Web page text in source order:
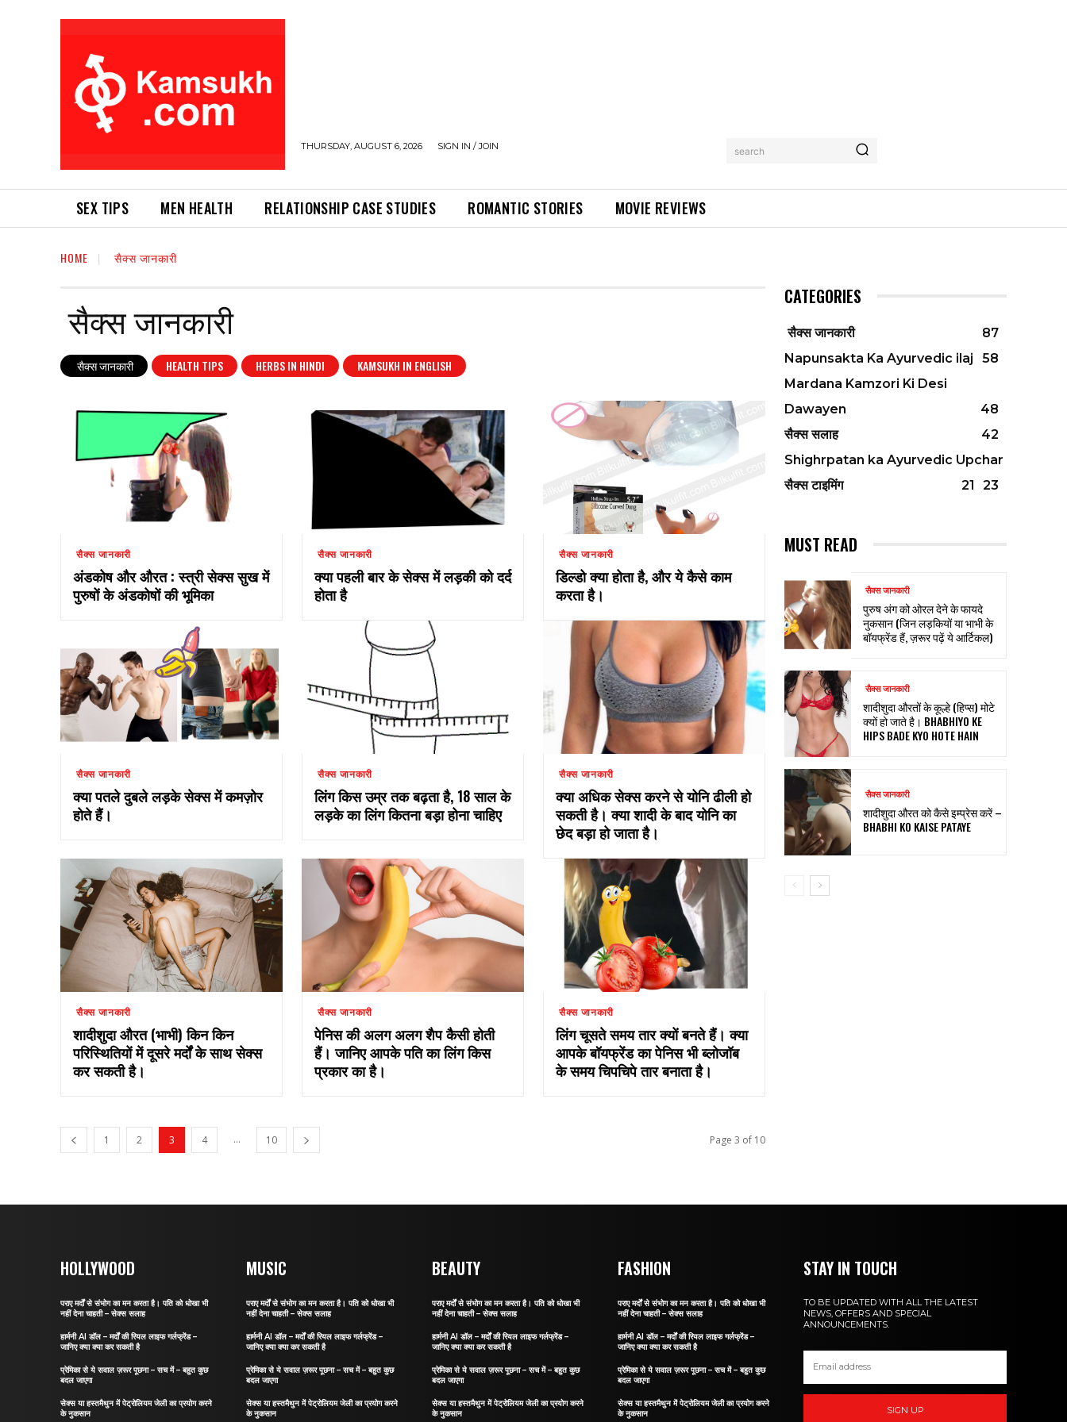
THURSDAY, AUGUST 6, 2026 SIGN IN / JOIN search
SEX TIPS MEN HEALTH RELATIONSHIP CASE STUDIES ROMANTIC STORIES MOVIE REVIEWS
HOME सैक्स जानकारी
सैक्स जानकारी
सैक्स जानकारी HEALTH TIPS HERBS IN HINDI KAMSUKH IN ENGLISH
सैक्स जानकारी
अंडकोष और औरत : स्त्री सेक्स सुख में
पुरुषों के अंडकोषों की भूमिका
सैक्स जानकारी
क्या पहली बार के सेक्स में लड़की को दर्द
होता है
सैक्स जानकारी
डिल्डो क्या होता है, और ये कैसे काम
करता है।
सैक्स जानकारी
क्या पतले दुबले लड़के सेक्स में कमज़ोर
होते हैं।
सैक्स जानकारी
लिंग किस उम्र तक बढ़ता है, 18 साल के
लड़के का लिंग कितना बड़ा होना चाहिए
सैक्स जानकारी
क्या अधिक सेक्स करने से योनि ढीली हो
सकती है। क्या शादी के बाद योनि का
छेद बड़ा हो जाता है।
सैक्स जानकारी
शादीशुदा औरत (भाभी) किन किन
परिस्थितियों में दूसरे मर्दों के साथ सेक्स
कर सकती है।
सैक्स जानकारी
पेनिस की अलग अलग शैप कैसी होती
हैं। जानिए आपके पति का लिंग किस
प्रकार का है।
सैक्स जानकारी
लिंग चूसते समय तार क्यों बनते हैं। क्या
आपके बॉयफ्रेंड का पेनिस भी ब्लोजॉब
के समय चिपचिपे तार बनाता है।
1 2 3 4 ... 10 Page 3 of 10
CATEGORIES
सैक्स जानकारी
87
Napunsakta Ka Ayurvedic ilaj
58
Mardana Kamzori Ki Desi
Dawayen
48
सैक्स सलाह
42
Shighrpatan ka Ayurvedic Upchar
23
सैक्स टाइमिंग 21
MUST READ
सैक्स जानकारी
पुरुष अंग को ओरल देने के फायदे
नुकसान (जिन लड़कियों या भाभी के
बॉयफ्रेंड हैं, ज़रूर पढ़ें ये आर्टिकल)
सैक्स जानकारी
शादीशुदा औरतों के कूल्हे (हिप्स) मोटे
क्यों हो जाते है। BHABHIYO KE
HIPS BADE KYO HOTE HAIN
सैक्स जानकारी
शादीशुदा औरत को कैसे इम्प्रेस करें –
BHABHI KO KAISE PATAYE
HOLLYWOOD
पराए मर्दों से संभोग का मन करता है। पति को धोखा भी
नहीं देना चाहती – सेक्स सलाह
हार्मनी AI डॉल – मर्दों की रियल लाइफ गर्लफ्रेंड –
जानिए क्या क्या कर सकती है
प्रेमिका से ये सवाल ज़रूर पूछना – सच में – बहुत कुछ
बदल जाएगा
सेक्स या हस्तमैथुन में पेट्रोलियम जेली का प्रयोग करने
के नुकसान
MUSIC
पराए मर्दों से संभोग का मन करता है। पति को धोखा भी
नहीं देना चाहती – सेक्स सलाह
हार्मनी AI डॉल – मर्दों की रियल लाइफ गर्लफ्रेंड –
जानिए क्या क्या कर सकती है
प्रेमिका से ये सवाल ज़रूर पूछना – सच में – बहुत कुछ
बदल जाएगा
सेक्स या हस्तमैथुन में पेट्रोलियम जेली का प्रयोग करने
के नुकसान
BEAUTY
पराए मर्दों से संभोग का मन करता है। पति को धोखा भी
नहीं देना चाहती – सेक्स सलाह
हार्मनी AI डॉल – मर्दों की रियल लाइफ गर्लफ्रेंड –
जानिए क्या क्या कर सकती है
प्रेमिका से ये सवाल ज़रूर पूछना – सच में – बहुत कुछ
बदल जाएगा
सेक्स या हस्तमैथुन में पेट्रोलियम जेली का प्रयोग करने
के नुकसान
FASHION
पराए मर्दों से संभोग का मन करता है। पति को धोखा भी
नहीं देना चाहती – सेक्स सलाह
हार्मनी AI डॉल – मर्दों की रियल लाइफ गर्लफ्रेंड –
जानिए क्या क्या कर सकती है
प्रेमिका से ये सवाल ज़रूर पूछना – सच में – बहुत कुछ
बदल जाएगा
सेक्स या हस्तमैथुन में पेट्रोलियम जेली का प्रयोग करने
के नुकसान
STAY IN TOUCH
TO BE UPDATED WITH ALL THE LATEST
NEWS, OFFERS AND SPECIAL
ANNOUNCEMENTS.
SIGN UP